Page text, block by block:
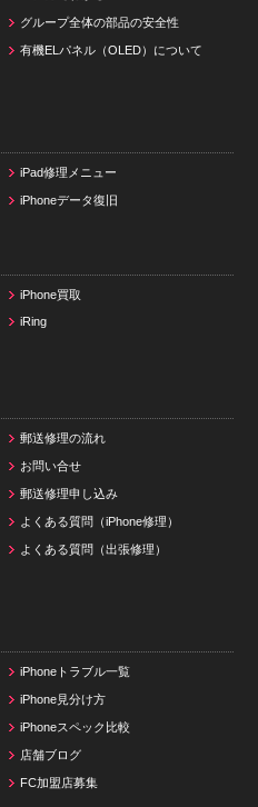
グループ全体の部品の安全性
有機ELパネル（OLED）について
iPad修理メニュー
iPhoneデータ復旧
iPhone買取
iRing
郵送修理の流れ
お問い合せ
郵送修理申し込み
よくある質問（iPhone修理）
よくある質問（出張修理）
iPhoneトラブル一覧
iPhone見分け方
iPhoneスペック比較
店舗ブログ
FC加盟店募集